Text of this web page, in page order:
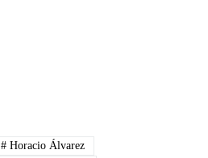
#Horacio Álvarez